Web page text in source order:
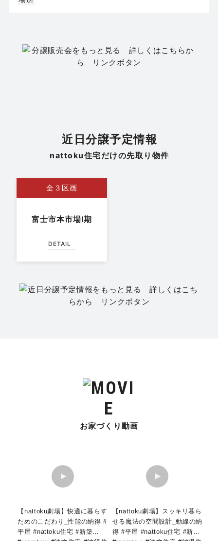
静岡市駿河区みずほ2丁目
近日分譲予定情報
nattoku住宅だけの先取り物件
富士市本市場Ⅰ期
全３区画
DETAIL
お家づくり動画
【nattoku劇場】快適に暮らす
ためのこだわり_性能の納得 #
平屋 #nattoku住宅 #新築
#roomtour #注文住宅 #納得住
【nattoku劇場】スッキリ暮ら
せる魔法の空間設計_動線の納
得 #平屋 #nattoku住宅 #新築
#roomtour #注文住宅 #納得住